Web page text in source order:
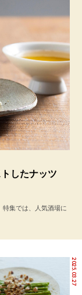
したナッツ
特集では、人気酒場に
2025.03.27